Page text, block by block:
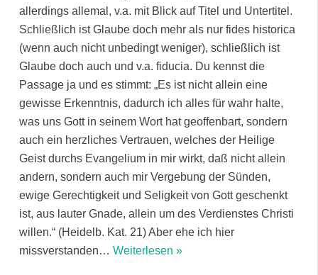
allerdings allemal, v.a. mit Blick auf Titel und Untertitel.
Schließlich ist Glaube doch mehr als nur fides historica
(wenn auch nicht unbedingt weniger), schließlich ist
Glaube doch auch und v.a. fiducia. Du kennst die
Passage ja und es stimmt: „Es ist nicht allein eine
gewisse Erkenntnis, dadurch ich alles für wahr halte,
was uns Gott in seinem Wort hat geoffenbart, sondern
auch ein herzliches Vertrauen, welches der Heilige
Geist durchs Evangelium in mir wirkt, daß nicht allein
andern, sondern auch mir Vergebung der Sünden,
ewige Gerechtigkeit und Seligkeit von Gott geschenkt
ist, aus lauter Gnade, allein um des Verdienstes Christi
willen.“ (Heidelb. Kat. 21) Aber ehe ich hier
missverstanden… Weiterlesen »